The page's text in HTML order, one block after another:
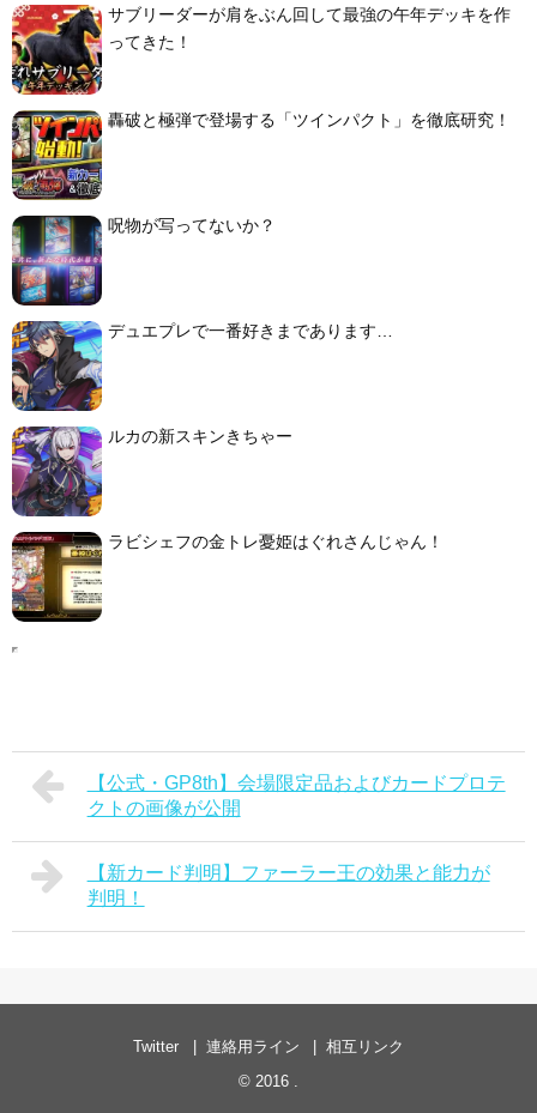
サブリーダーが肩をぶん回して最強の午年デッキを作
ってきた！
轟破と極弾で登場する「ツインパクト」を徹底研究！
呪物が写ってないか？
デュエプレで一番好きまであります…
ルカの新スキンきちゃー
ラビシェフの金トレ憂姫はぐれさんじゃん！
【公式・GP8th】会場限定品およびカードプロテ
クトの画像が公開
【新カード判明】ファーラー王の効果と能力が
判明！
Twitter 連絡用ライン
相互リンク
© 2016 .